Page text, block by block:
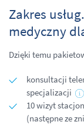
Zakres
medyczny
Dzięki temu
konsultacji
specjalizacji
10 wizyt
(następne ze